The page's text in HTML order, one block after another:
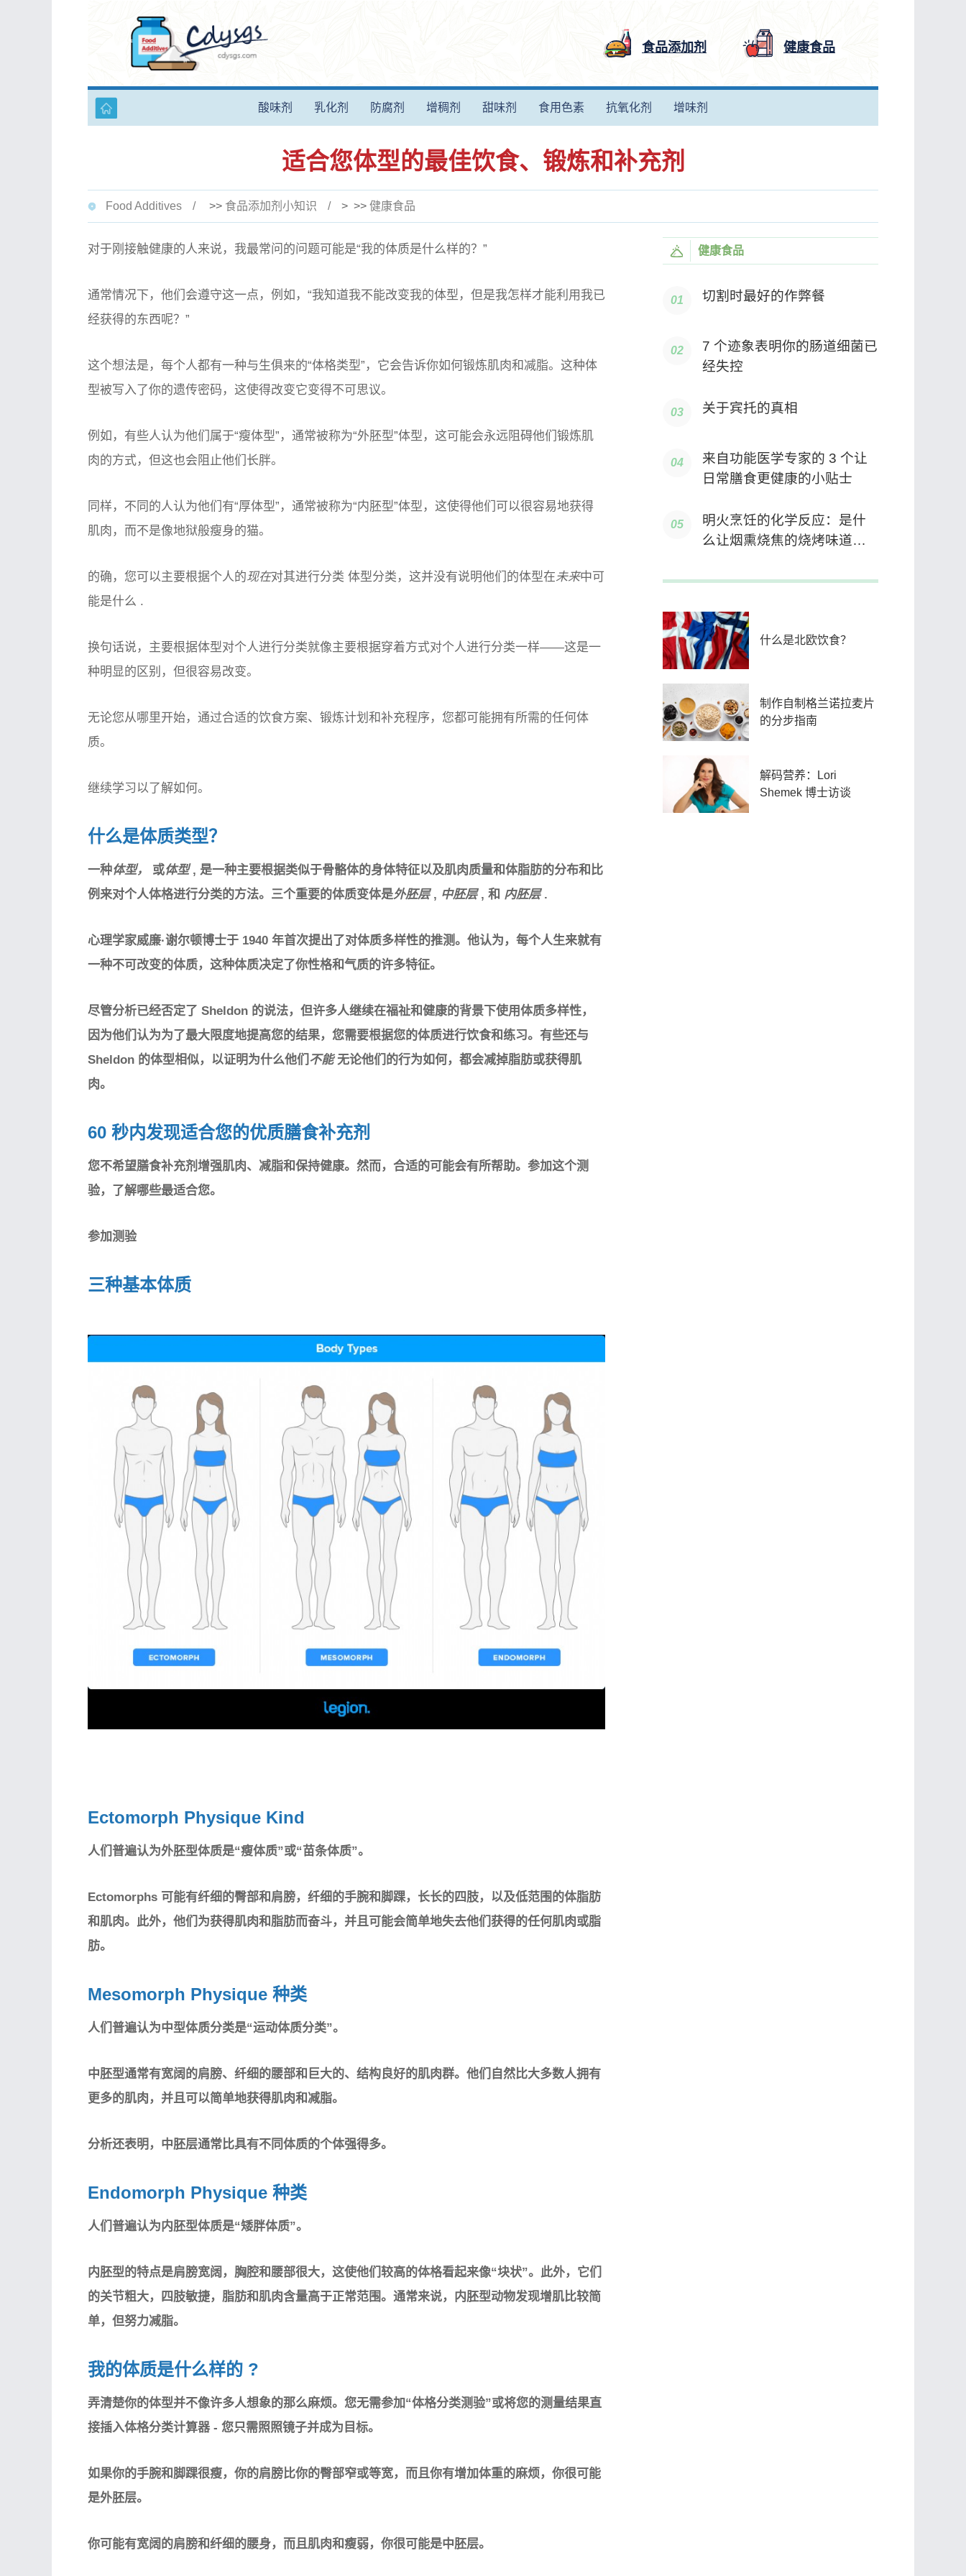
食品添加剂 健康食品
酸味剂 乳化剂 防腐剂 增稠剂 甜味剂 食用色素 抗氧化剂 增味剂
适合您体型的最佳饮食、锻炼和补充剂
Food Additives >> 食品添加剂小知识 > >> 健康食品
对于刚接触健康的人来说，我最常问的问题可能是“我的体质是什么样的？”
通常情况下，他们会遵守这一点，例如，“我知道我不能改变我的体型，但是我怎样才能利用我已
经获得的东西呢？”
这个想法是，每个人都有一种与生俱来的“体格类型”，它会告诉你如何锻炼肌肉和减脂。这种体
型被写入了你的遗传密码，这使得改变它变得不可思议。
例如，有些人认为他们属于“瘦体型”，通常被称为“外胚型”体型，这可能会永远阻碍他们锻炼肌
肉的方式，但这也会阻止他们长胖。
同样，不同的人认为他们有“厚体型”，通常被称为“内胚型”体型，这使得他们可以很容易地获得
肌肉，而不是像地狱般瘦身的猫。
的确，您可以主要根据个人的现在对其进行分类 体型分类，这并没有说明他们的体型在未来中可
能是什么 .
换句话说，主要根据体型对个人进行分类就像主要根据穿着方式对个人进行分类一样——这是一
种明显的区别，但很容易改变。
无论您从哪里开始，通过合适的饮食方案、锻炼计划和补充程序，您都可能拥有所需的任何体
质。
继续学习以了解如何。
什么是体质类型？
一种体型， 或体型, 是一种主要根据类似于骨骼体的身体特征以及肌肉质量和体脂肪的分布和比
例来对个人体格进行分类的方法。三个重要的体质变体是外胚层, 中胚层, 和 内胚层.
心理学家威廉·谢尔顿博士于 1940 年首次提出了对体质多样性的推测。他认为，每个人生来就有
一种不可改变的体质，这种体质决定了你性格和气质的许多特征。
尽管分析已经否定了 Sheldon 的说法，但许多人继续在福祉和健康的背景下使用体质多样性，
因为他们认为为了最大限度地提高您的结果，您需要根据您的体质进行饮食和练习。有些还与
Sheldon 的体型相似，以证明为什么他们 不能无论他们的行为如何，都会减掉脂肪或获得肌
肉。
60 秒内发现适合您的优质膳食补充剂
您不希望膳食补充剂增强肌肉、减脂和保持健康。然而，合适的可能会有所帮助。参加这个测
验，了解哪些最适合您。
参加测验
三种基本体质
Ectomorph Physique Kind
人们普遍认为外胚型体质是“瘦体质”或“苗条体质”。
Ectomorphs 可能有纤细的臀部和肩膀，纤细的手腕和脚踝，长长的四肢，以及低范围的体脂肪
和肌肉。此外，他们为获得肌肉和脂肪而奋斗，并且可能会简单地失去他们获得的任何肌肉或脂
肪。
Mesomorph Physique 种类
人们普遍认为中型体质分类是“运动体质分类”。
中胚型通常有宽阔的肩膀、纤细的腰部和巨大的、结构良好的肌肉群。他们自然比大多数人拥有
更多的肌肉，并且可以简单地获得肌肉和减脂。
分析还表明，中胚层通常比具有不同体质的个体强得多。
Endomorph Physique 种类
人们普遍认为内胚型体质是“矮胖体质”。
内胚型的特点是肩膀宽阔，胸腔和腰部很大，这使他们较高的体格看起来像“块状”。此外，它们
的关节粗大，四肢敏捷，脂肪和肌肉含量高于正常范围。通常来说，内胚型动物发现增肌比较简
单，但努力减脂。
我的体质是什么样的 ?
弄清楚你的体型并不像许多人想象的那么麻烦。您无需参加“体格分类测验”或将您的测量结果直
接插入体格分类计算器 - 您只需照照镜子并成为目标。
如果你的手腕和脚踝很瘦，你的肩膀比你的臀部窄或等宽，而且你有增加体重的麻烦，你很可能
是外胚层。
你可能有宽阔的肩膀和纤细的腰身，而且肌肉和瘦弱，你很可能是中胚层。
健康食品
切割时最好的作弊餐
7 个迹象表明你的肠道细菌已
经失控
关于宾托的真相
来自功能医学专家的 3 个让
日常膳食更健康的小贴士
明火烹饪的化学反应：是什
么让烟熏烧焦的烧烤味道如
什么是北欧饮食？
制作自制格兰诺拉麦片
的分步指南
解码营养：Lori
Shemek 博士访谈